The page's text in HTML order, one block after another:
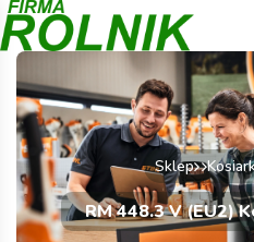
Sklep
RM 448.3 V (EU2)